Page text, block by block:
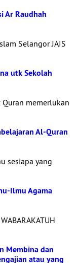
Ar Raudhah
Selangor JAIS
utk Sekolah
memerlukan
Al-Quran
sesiapa yang
Ilmu Agama
Membina dan
atau yang